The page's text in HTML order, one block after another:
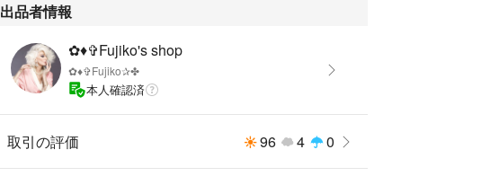
出品者情報
✿♦✞Fujiko's shop
✿♦✞Fujiko✰✤
本人確認済
取引の評価 96 4 0